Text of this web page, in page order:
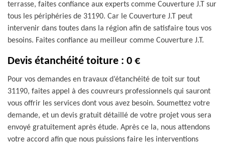
terrasse, faites confiance aux experts comme Couverture J.T sur
tous les périphéries de 31190. Car le Couverture J.T peut
intervenir dans toutes dans la région afin de satisfaire tous vos
besoins. Faites confiance au meilleur comme Couverture J.T.
Devis étanchéité toiture : 0 €
Pour vos demandes en travaux d’étanchéité de toit sur tout
31190, faites appel à des couvreurs professionnels qui sauront
vous offrir les services dont vous avez besoin. Soumettez votre
demande, et un devis gratuit détaillé de votre projet vous sera
envoyé gratuitement après étude. Après ce la, nous attendons
votre accord afin que nous puissions faire les interventions